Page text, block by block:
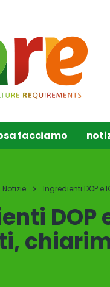
facciamo
Notizie Ingredienti DOP e